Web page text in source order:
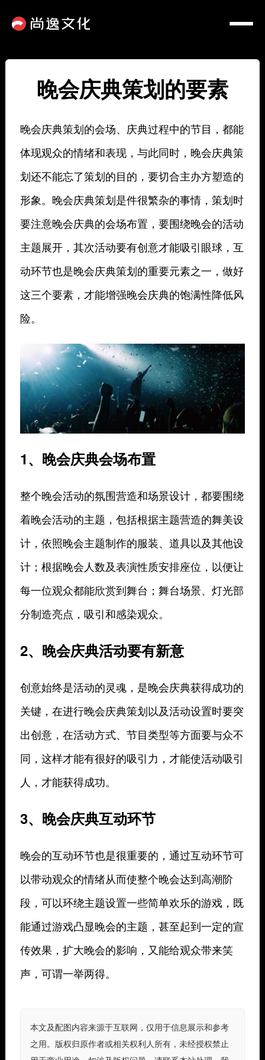
晚会庆典策划的要素
晚会庆典策划的会场、庆典过程中的节目，都能
体现观众的情绪和表现，与此同时，晚会庆典策
划还不能忘了策划的目的，要切合主办方塑造的
形象。晚会庆典策划是件很繁杂的事情，策划时
要注意晚会庆典的会场布置，要围绕晚会的活动
主题展开，其次活动要有创意才能吸引眼球，互
动环节也是晚会庆典策划的重要元素之一，做好
这三个要素，才能增强晚会庆典的饱满性降低风
险。
1、晚会庆典会场布置
整个晚会活动的氛围营造和场景设计，都要围绕
着晚会活动的主题，包括根据主题营造的舞美设
计，依照晚会主题制作的服装、道具以及其他设
计；根据晚会人数及表演性质安排座位，以便让
每一位观众都能欣赏到舞台；舞台场景、灯光部
分制造亮点，吸引和感染观众。
2、晚会庆典活动要有新意
创意始终是活动的灵魂，是晚会庆典获得成功的
关键，在进行晚会庆典策划以及活动设置时要突
出创意，在活动方式、节目类型等方面要与众不
同，这样才能有很好的吸引力，才能使活动吸引
人，才能获得成功。
3、晚会庆典互动环节
晚会的互动环节也是很重要的，通过互动环节可
以带动观众的情绪从而使整个晚会达到高潮阶
段，可以环绕主题设置一些简单欢乐的游戏，既
能通过游戏凸显晚会的主题，甚至起到一定的宣
传效果，扩大晚会的影响，又能给观众带来笑
声，可谓一举两得。
本文及配图内容来源于互联网，仅用于信息展示和参考
之用。版权归原作者或相关权利人所有，未经授权禁止